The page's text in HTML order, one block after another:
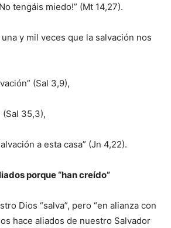
tengáis miedo!” (Mt 14,27).
y mil veces que la salvación nos
(Sal 3,9),
(Sal 35,3),
a esta casa” (Jn 4,22).
porque “han creído”
Dios “salva”, pero “en alianza con
hace aliados de nuestro Salvador